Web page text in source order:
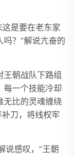
是要在老东家
？”解说亢奋的
王朝战队下路组
每一个技能冷却
无比的灵魂缠绕
补刀，将线权牢
说感叹，“王朝